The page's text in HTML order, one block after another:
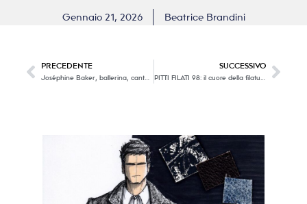
Gennaio 21, 2026 Beatrice Brandini
PRECEDENTE SUCCESSIVO